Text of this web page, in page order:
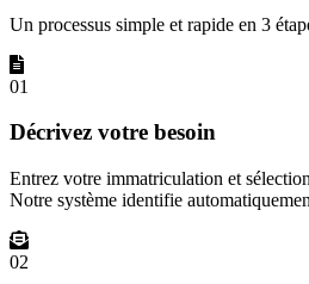
Un processus simple et rapide en 3
01
Décrivez votre besoin
Entrez votre immatriculation et
Notre système identifie
02